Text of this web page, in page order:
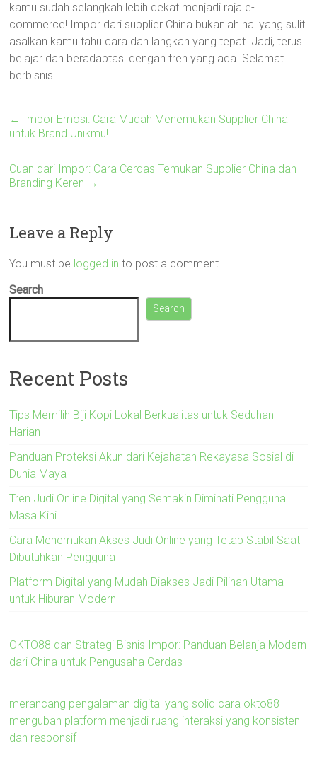
kamu sudah selangkah lebih dekat menjadi raja e-
commerce! Impor dari supplier China bukanlah hal yang sulit
asalkan kamu tahu cara dan langkah yang tepat. Jadi, terus
belajar dan beradaptasi dengan tren yang ada. Selamat
berbisnis!
← Impor Emosi: Cara Mudah Menemukan Supplier China
untuk Brand Unikmu!
Cuan dari Impor: Cara Cerdas Temukan Supplier China dan
Branding Keren →
Leave a Reply
You must be logged in to post a comment.
Search
Search
Recent Posts
Tips Memilih Biji Kopi Lokal Berkualitas untuk Seduhan
Harian
Panduan Proteksi Akun dari Kejahatan Rekayasa Sosial di
Dunia Maya
Tren Judi Online Digital yang Semakin Diminati Pengguna
Masa Kini
Cara Menemukan Akses Judi Online yang Tetap Stabil Saat
Dibutuhkan Pengguna
Platform Digital yang Mudah Diakses Jadi Pilihan Utama
untuk Hiburan Modern
OKTO88 dan Strategi Bisnis Impor: Panduan Belanja Modern
dari China untuk Pengusaha Cerdas
merancang pengalaman digital yang solid cara okto88
mengubah platform menjadi ruang interaksi yang konsisten
dan responsif